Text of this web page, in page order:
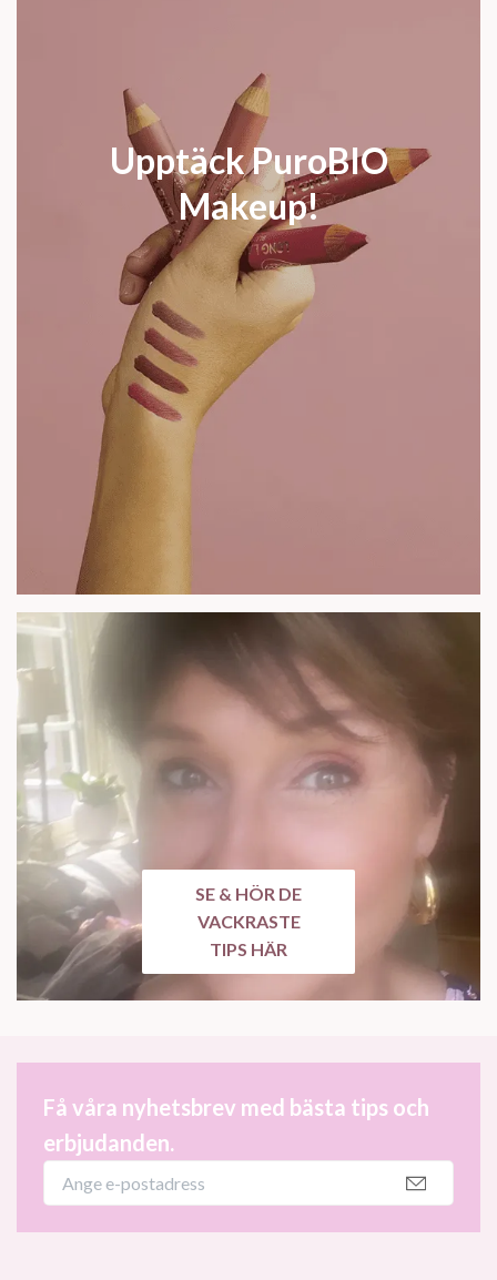
Upptäck PuroBIO
Makeup!
SE & HÖR DE
VACKRASTE
TIPS HÄR
Få våra nyhetsbrev med bästa tips och
erbjudanden.